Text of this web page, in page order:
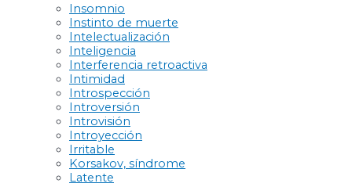
Insomnio
Instinto de muerte
Intelectualización
Inteligencia
Interferencia retroactiva
Intimidad
Introspección
Introversión
Introvisión
Introyección
Irritable
Korsakov, síndrome
Latente